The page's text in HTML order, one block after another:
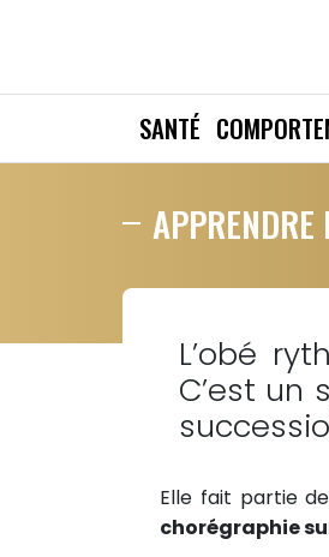
SANTÉ
APPRENDRE
L’obé
C’est
Elle fait partie
chorégraphie